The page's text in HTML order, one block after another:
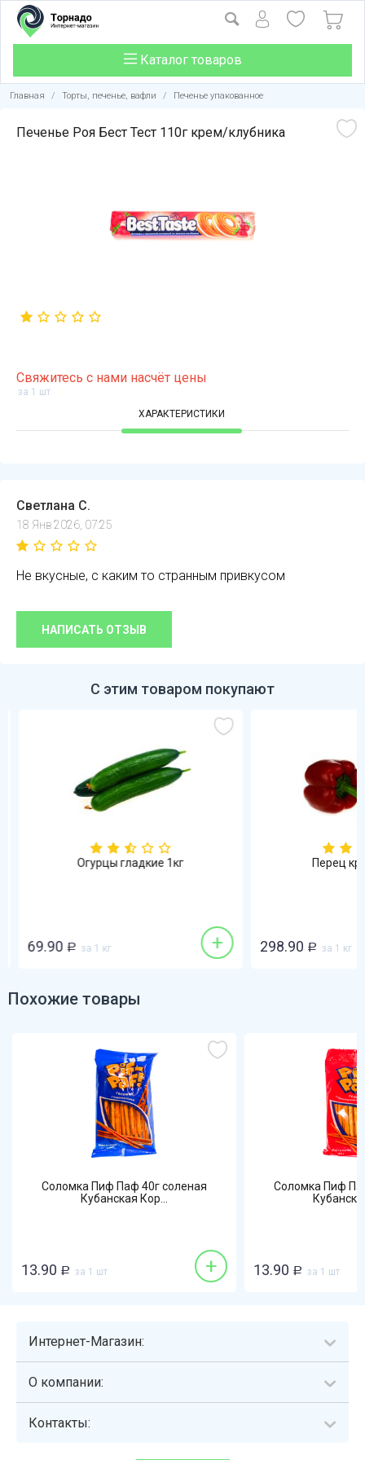
Каталог товаров
Главная / Торты, печенье, вафли / Печенье упакованное
Печенье Роя Бест Тест 110г крем/клубника
Свяжитесь с нами насчёт цены
за 1 шт
ХАРАКТЕРИСТИКИ
Светлана С.
18 Янв 2026, 07:25
Не вкусные, с каким то странным привкусом
НАПИСАТЬ ОТЗЫВ
С этим товаром покупают
Огурцы гладкие 1кг
69.90 Р за 1 кг +
Перец
298.90 Р за 1 кг
Похожие товары
Соломка Пиф Паф 40г соленая
Кубанская Кор...
13.90 Р за 1 шт +
Соломка Пиф
13.90 Р за 1 шт
Интернет-Магазин:
О компании:
Контакты: